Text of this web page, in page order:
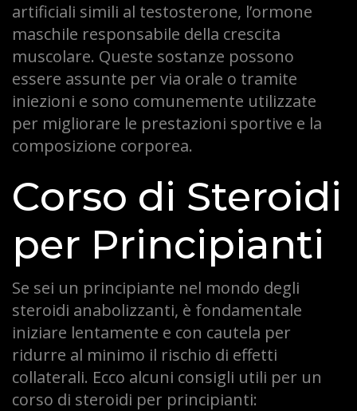
artificiali simili al testosterone, l’ormone
maschile responsabile della crescita
muscolare. Queste sostanze possono
essere assunte per via orale o tramite
iniezioni e sono comunemente utilizzate
per migliorare le prestazioni sportive e la
composizione corporea.
Corso di Steroidi
per Principianti
Se sei un principiante nel mondo degli
steroidi anabolizzanti, è fondamentale
iniziare lentamente e con cautela per
ridurre al minimo il rischio di effetti
collaterali. Ecco alcuni consigli utili per un
corso di steroidi per principianti: